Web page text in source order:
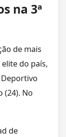
na 3ª
de mais
do país,
(24). No
de